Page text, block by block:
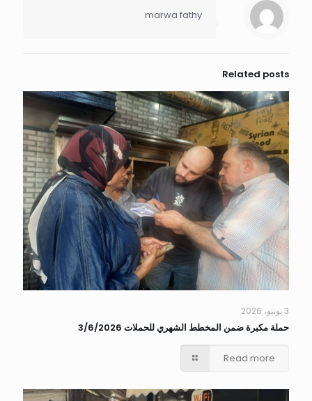
marwa fathy
Related posts
3 يونيو، 2026
حملة مكبرة ضمن المخطط الشهري للحملات 3/6/2026
Read more